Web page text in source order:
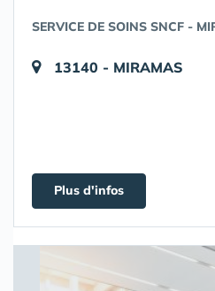
SERVICE DE SOINS SNCF -
13140 - MIRAMAS
Plus d'infos